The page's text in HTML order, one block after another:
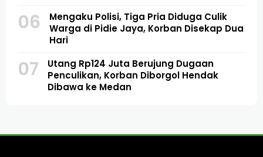
06
Mengaku Polisi, Tiga Pria Diduga Culik
Warga di Pidie Jaya, Korban Disekap Dua
Hari
07
Utang Rp124 Juta Berujung Dugaan
Penculikan, Korban Diborgol Hendak
Dibawa ke Medan